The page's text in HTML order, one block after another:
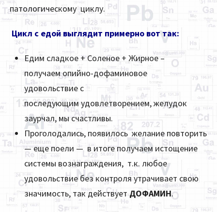
патологическому циклу.
Цикл с едой выглядит примерно вот так:
Едим сладкое + Соленое + Жирное –
получаем опийно-дофаминовое
удовольствие с
последующим удовлетворением, желудок
заурчал, мы счастливы.
Проголодались, появилось желание повторить
— еще поели — в итоге получаем истощение
системы вознаграждения, т.к. любое
удовольствие без контроля утрачивает свою
значимость, так действуетДОФАМИН.